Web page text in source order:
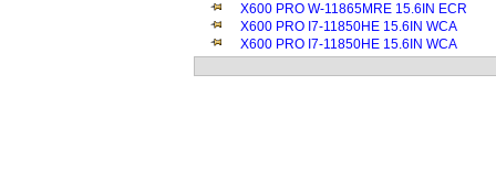
X600 PRO W-11865MRE 15.6IN ECR
X600 PRO I7-11850HE 15.6IN WCA
X600 PRO I7-11850HE 15.6IN WCA